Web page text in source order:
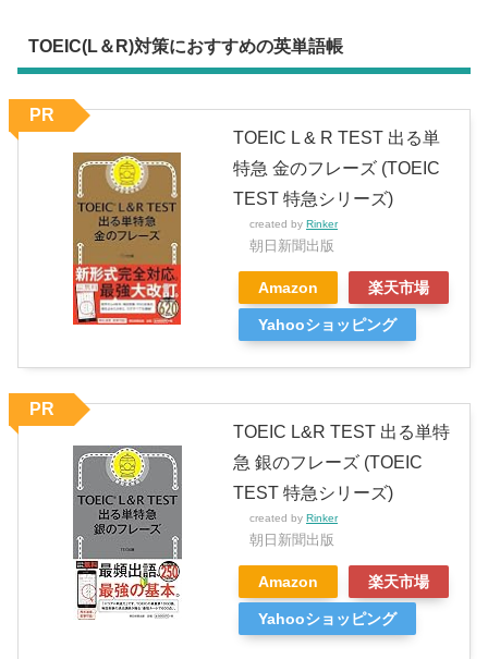
TOEIC(L＆R)対策におすすめの英単語帳
TOEIC L & R TEST 出る単
特急 金のフレーズ (TOEIC
TEST 特急シリーズ)
created by Rinker
朝日新聞出版
Amazon 楽天市場
Yahooショッピング
PR
TOEIC L&R TEST 出る単特
急 銀のフレーズ (TOEIC
TEST 特急シリーズ)
created by Rinker
朝日新聞出版
Amazon 楽天市場
Yahooショッピング
PR